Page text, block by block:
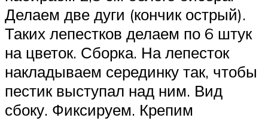
Делаем две дуги (кончик острый).
Таких лепестков делаем по 6 штук
на цветок. Сборка. На лепесток
накладываем серединку так, чтобы
пестик выступал над ним. Вид
сбоку. Фиксируем. Крепим